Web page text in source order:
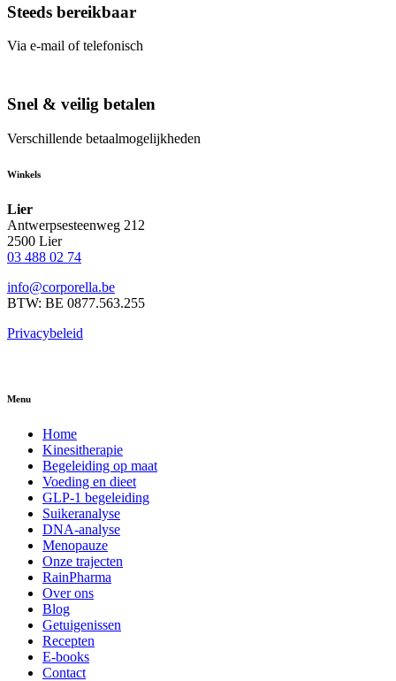
Steeds bereikbaar
Via e-mail of telefonisch
Snel & veilig betalen
Verschillende betaalmogelijkheden
Winkels
Lier
Antwerpsesteenweg 212
2500 Lier
03 488 02 74
info@corporella.be
BTW: BE 0877.563.255
Privacybeleid
Menu
Home
Kinesitherapie
Begeleiding op maat
Voeding en dieet
GLP-1 begeleiding
Suikeranalyse
DNA-analyse
Menopauze
Onze trajecten
RainPharma
Over ons
Blog
Getuigenissen
Recepten
E-books
Contact